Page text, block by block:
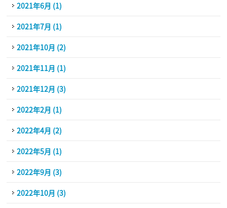
2021年6月 (1)
2021年7月 (1)
2021年10月 (2)
2021年11月 (1)
2021年12月 (3)
2022年2月 (1)
2022年4月 (2)
2022年5月 (1)
2022年9月 (3)
2022年10月 (3)